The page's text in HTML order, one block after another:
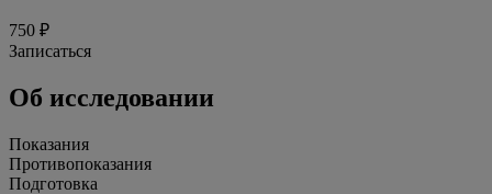
750 ₽
Записаться
Об исследовании
Показания
Противопоказания
Подготовка